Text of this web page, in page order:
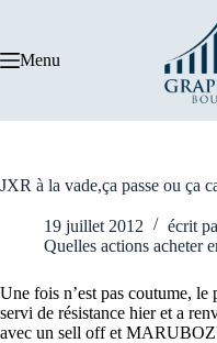
Menu
JXR à la vade,ça passe ou ça
19 juillet 2012 écrit
Quelles actions acheter
Une fois n’est pas coutume,
servi de résistance hier et a
avec un sell off et